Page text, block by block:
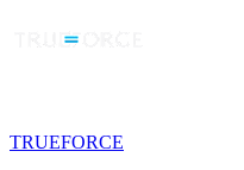
TRUEFORCE